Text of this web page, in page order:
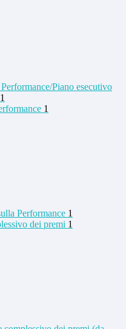
Piano esecutivo
1
1
Performance 1
dei premi 1